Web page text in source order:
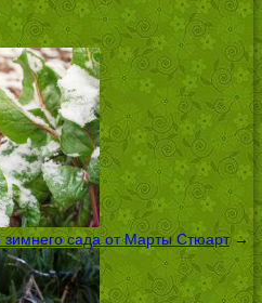
сада от Марты Стюарт→